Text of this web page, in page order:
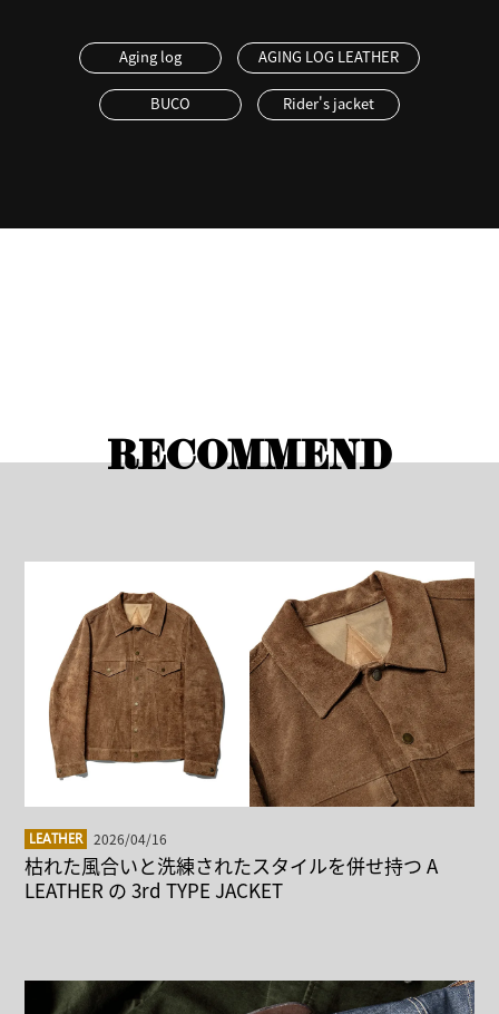
Aging log AGING LOG LEATHER
BUCO Rider's jacket
RECOMMEND
LEATHER 2026/04/16
枯れた風合いと洗練されたスタイルを併せ持つ A
LEATHER の 3rd TYPE JACKET